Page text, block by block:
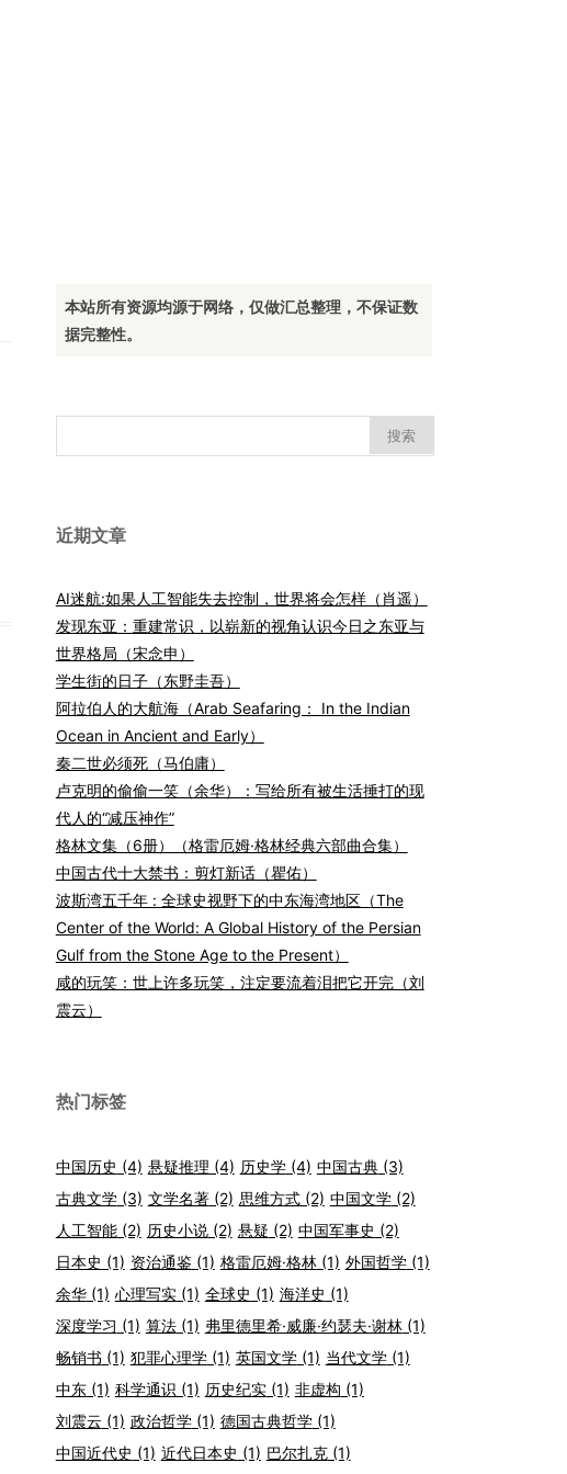
本站所有资源均源于网络，仅做汇总整理，不保证数
据完整性。
索：
近期文章
AI迷航:如果人工智能失去控制，世界将会怎样（肖遥）
发现东亚：重建常识，以崭新的视角认识今日之东亚与
世界格局（宋念申）
学生街的日子（东野圭吾）
阿拉伯人的大航海（Arab Seafaring： In the Indian
Ocean in Ancient and Early）
秦二世必须死（马伯庸）
卢克明的偷偷一笑（余华）：写给所有被生活捶打的现
代人的“减压神作”
格林文集（6册）（格雷厄姆·格林经典六部曲合集）
中国古代十大禁书：剪灯新话（瞿佑）
波斯湾五千年 : 全球史视野下的中东海湾地区（The
Center of the World: A Global History of the Persian
Gulf from the Stone Age to the Present）
咸的玩笑：世上许多玩笑，注定要流着泪把它开完（刘
震云）
热门标签
中国历史 (4) 悬疑推理 (4) 历史学(4) 中国古典(3)
古典文学(3) 文学名著(2) 思维方式(2) 中国文学(2)
人工智能(2) 历史小说(2) 悬疑 (2) 中国军事史 (2)
日本史 (1) 资治通鉴(1) 格雷厄姆·格林(1) 外国哲学(1)
余华(1) 心理写实(1) 全球史 (1) 海洋史 (1)
深度学习 (1) 算法(1) 弗里德里希·威廉·约瑟夫·谢林(1)
畅销书 (1) 犯罪心理学(1) 英国文学(1) 当代文学(1)
中东(1) 科学通识 (1) 历史纪实(1) 非虚构 (1)
刘震云 (1) 政治哲学(1) 德国古典哲学(1)
中国近代史 (1) 近代日本史 (1) 巴尔扎克(1)